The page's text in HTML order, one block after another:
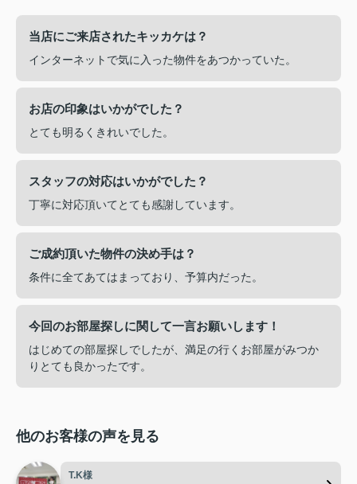
当店にご来店されたキッカケは？
インターネットで気に入った物件をあつかっていた。
お店の印象はいかがでした？
とても明るくきれいでした。
スタッフの対応はいかがでした？
丁寧に対応頂いてとても感謝しています。
ご成約頂いた物件の決め手は？
条件に全てあてはまっており、予算内だった。
今回のお部屋探しに関して一言お願いします！
はじめての部屋探しでしたが、満足の行くお部屋がみつか
りとても良かったです。
他のお客様の声を見る
T.K様